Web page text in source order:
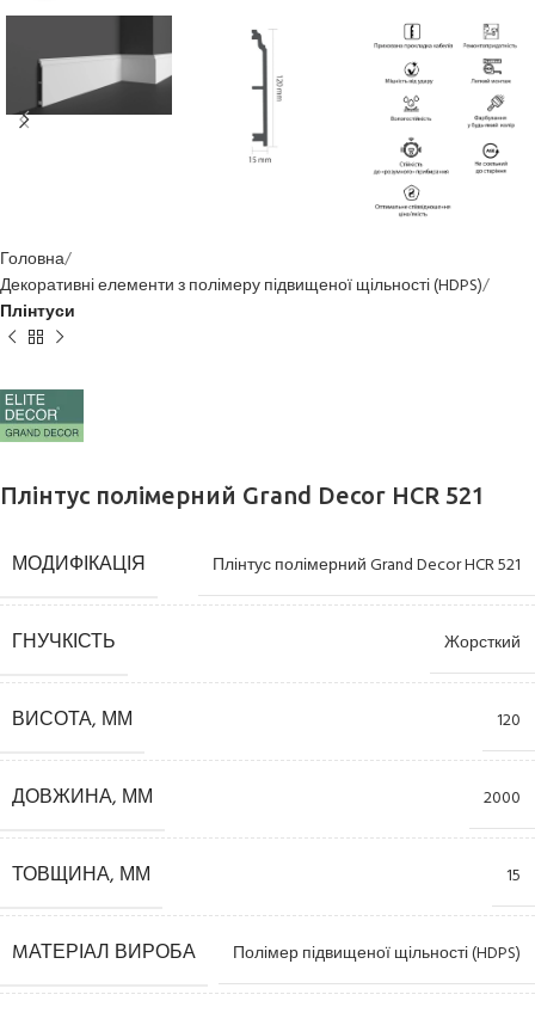
Головна
Декоративні елементи з полімеру підвищеної щільності (HDPS)
Плінтуси
Плінтус полімерний Grand Decor HCR 521
МОДИФІКАЦІЯ Плінтус полімерний Grand Decor HCR 521
ГНУЧКІСТЬ Жорсткий
ВИСОТА, ММ 120
ДОВЖИНА, ММ 2000
ТОВЩИНА, ММ 15
MАТЕРІАЛ ВИРОБА Полімер підвищеної щільності (HDPS)